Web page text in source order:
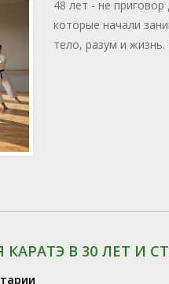
48 лет - не
которые начали
тело, разум и
В 30 ЛЕТ И